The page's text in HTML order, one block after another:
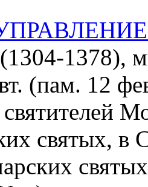
(1304-1378),
(пам. 12
святых, в